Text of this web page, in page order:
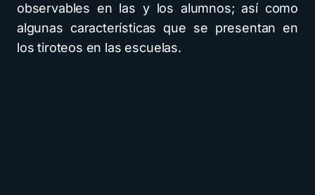
observables en las y los alumnos; así como
algunas características que se presentan en
los tiroteos en las escuelas.